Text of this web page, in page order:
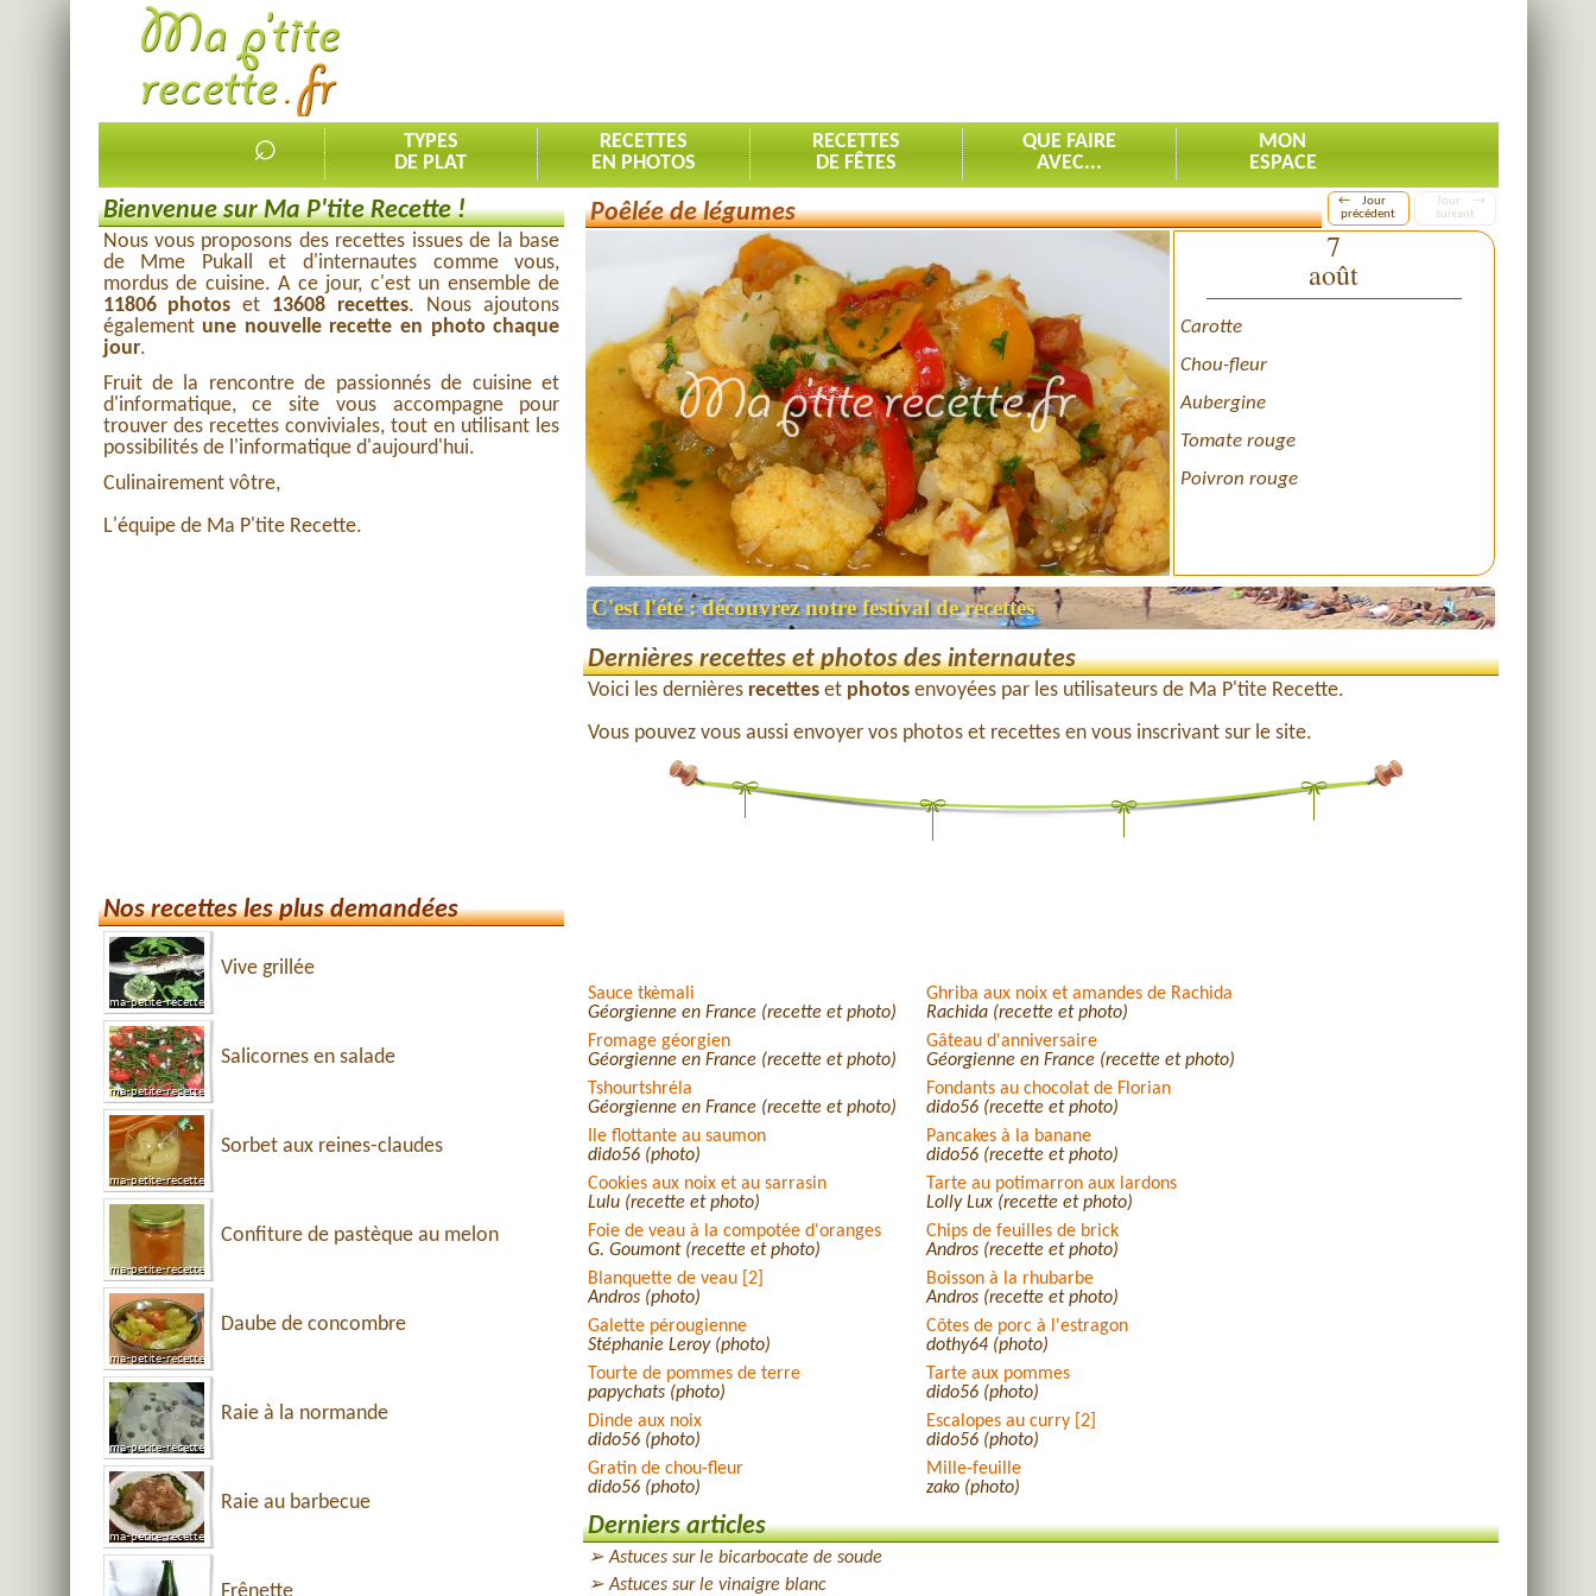
⌕
TYPES
DE PLAT
RECETTES
EN PHOTOS
RECETTES
DE FÊTES
QUE FAIRE
AVEC...
MON
ESPACE
Bienvenue sur Ma P'tite Recette !
Nous vous proposons des recettes issues de la base
de Mme Pukall et d'internautes comme vous,
mordus de cuisine. A ce jour, c'est un ensemble de
11806 photos et 13608 recettes. Nous ajoutons
également une nouvelle recette en photo chaque
jour.
Fruit de la rencontre de passionnés de cuisine et
d'informatique, ce site vous accompagne pour
trouver des recettes conviviales, tout en utilisant les
possibilités de l'informatique d'aujourd'hui.
Culinairement vôtre,
L'équipe de Ma P'tite Recette.
Nos recettes les plus demandées
Vive grillée
Salicornes en salade
Sorbet aux reines-claudes
Confiture de pastèque au melon
Daube de concombre
Raie à la normande
Raie au barbecue
←
Jour
précédent
→
Jour
suivant
6
août
Merlan
Fumet de poisson
Oeuf
Vin blanc sec
Poêlée de légumes
7
août
Carotte
Chou-fleur
Aubergine
Tomate rouge
Poivron rouge
C'est l'été : découvrez notre festival de recettes
Dernières recettes et photos des internautes
Voici les dernières recettes et photos envoyées par les utilisateurs de Ma P'tite Recette.
Vous pouvez vous aussi envoyer vos photos et recettes en vous inscrivant sur le site.
Sauce tkèmali
Géorgienne en France (recette et photo)
Ghriba aux noix et amandes de Rachida
Rachida (recette et photo)
Fromage géorgien
Géorgienne en France (recette et photo)
Gâteau d'anniversaire
Géorgienne en France (recette et photo)
Tshourtshréla
Géorgienne en France (recette et photo)
Fondants au chocolat de Florian
dido56 (recette et photo)
Ile flottante au saumon
dido56 (photo)
Pancakes à la banane
dido56 (recette et photo)
Cookies aux noix et au sarrasin
Lulu (recette et photo)
Tarte au potimarron aux lardons
Lolly Lux (recette et photo)
Foie de veau à la compotée d'oranges
G. Goumont (recette et photo)
Chips de feuilles de brick
Andros (recette et photo)
Blanquette de veau [2]
Andros (photo)
Boisson à la rhubarbe
Andros (recette et photo)
Galette pérougienne
Stéphanie Leroy (photo)
Côtes de porc à l'estragon
dothy64 (photo)
Tourte de pommes de terre
papychats (photo)
Tarte aux pommes
dido56 (photo)
Dinde aux noix
dido56 (photo)
Escalopes au curry [2]
dido56 (photo)
Gratin de chou-fleur
dido56 (photo)
Mille-feuille
zako (photo)
Gâteau au chocolat
dido56 (photo)
Andros (photo)
Rognons de génisse bercy
mary-kyky (photo)
Derniers articles
Astuces sur le bicarbocate de soude
Astuces sur le vinaigre blanc